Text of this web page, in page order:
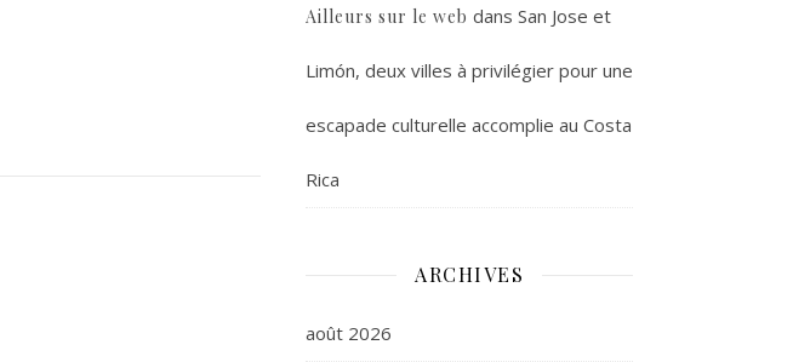
Ailleurs sur le web dans San Jose et
Limón, deux villes à privilégier pour une
escapade culturelle accomplie au Costa
Rica
ARCHIVES
août 2026